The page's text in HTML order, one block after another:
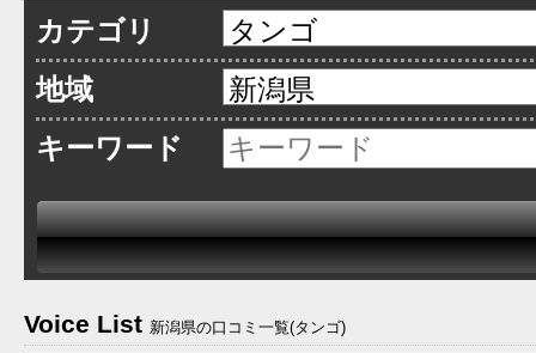
カテゴリ
地域
キーワード
Voice List 新潟県の口コミ一覧(タンゴ)